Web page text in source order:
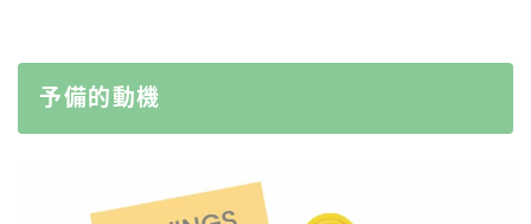
予備的動機